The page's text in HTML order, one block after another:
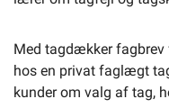
Med tagdækker fagbrev
hos en privat faglægt
kunder om valg af tag,